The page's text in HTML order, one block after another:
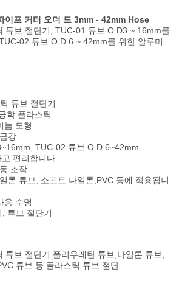
이프 커터 오더 드 3mm - 42mm Hose
튜브 절단기, TUC-01 튜브 O.D3 ~ 16mm를
02 튜브 O.D 6 ~ 42mm를 위한 알루미
튜브 절단기
학 플라스틱
늄 도형
강
TUC-02 튜브 O.D 6~42mm
편리합니다
조작
론 튜브, 소프트 나일론,PVC 등에 적용됩니
용 수명
튜브 절단기
튜브 절단기 폴리우레탄 튜브,나일론 튜브,
튜브 등 플라스틱 튜브 절단